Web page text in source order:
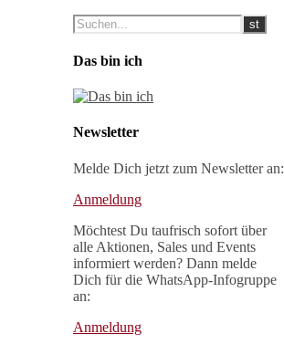
Das bin ich
Newsletter
Melde Dich jetzt zum Newsletter an:
Anmeldung
Möchtest Du taufrisch sofort über
alle Aktionen, Sales und Events
informiert werden? Dann melde
Dich für die WhatsApp-Infogruppe
an:
Anmeldung